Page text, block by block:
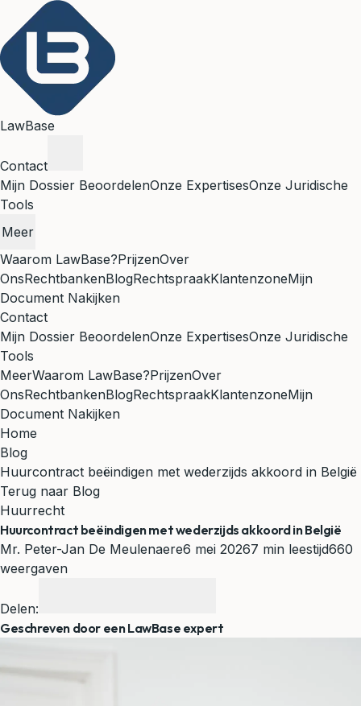
LawBase
Contact
Mijn Dossier BeoordelenOnze ExpertisesOnze Juridische
Tools
Meer
Waarom LawBase?PrijzenOver
OnsRechtbankenBlogRechtspraakKlantenzoneMijn
Document Nakijken
Contact
Mijn Dossier BeoordelenOnze ExpertisesOnze Juridische
Tools
MeerWaarom LawBase?PrijzenOver
OnsRechtbankenBlogRechtspraakKlantenzoneMijn
Document Nakijken
Home
Blog
Huurcontract beëindigen met wederzijds akkoord in België
Terug naar Blog
Huurrecht
Huurcontract beëindigen met wederzijds akkoord in België
Mr. Peter-Jan De Meulenaere6 mei 20267 min leestijd660
weergaven
Delen:
Geschreven door een LawBase expert